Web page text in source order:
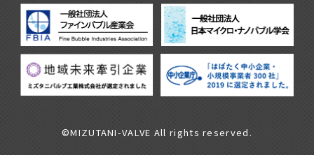
©MIZUTANI-VALVE All rights reserved.